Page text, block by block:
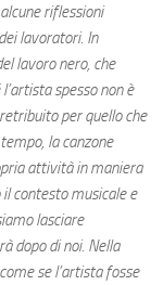
riflessioni
lavoratori. In
lavoro nero, che
spesso non è
per quello che
la canzone
attività in maniera
contesto musicale e
lasciare
dopo di noi. Nella
se l’artista fosse